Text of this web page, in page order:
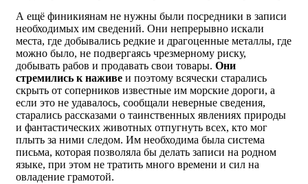
А ещё финикиянам не нужны были посредники в записи
необходимых им сведений. Они непрерывно искали
места, где добывались редкие и драгоценные металлы, где
можно было, не подвергаясь чрезмерному риску,
добывать рабов и продавать свои товары. Они
стремились к наживе и поэтому всячески старались
скрыть от соперников известные им морские дороги, а
если это не удавалось, сообщали неверные сведения,
старались рассказами о таинственных явлениях природы
и фантастических животных отпугнуть всех, кто мог
плыть за ними следом. Им необходима была система
письма, которая позволяла бы делать записи на родном
языке, при этом не тратить много времени и сил на
овладение грамотой.